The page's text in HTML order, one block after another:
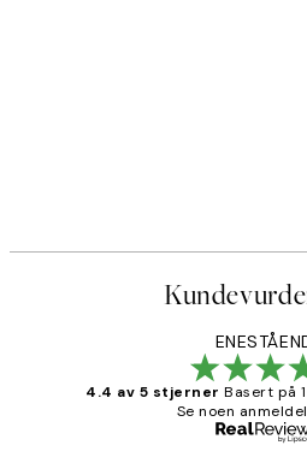
4.4 av 5 stjerner Basert på
Se noen